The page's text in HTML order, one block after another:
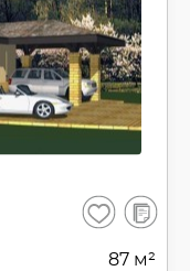
Сохранить
В
87 м²